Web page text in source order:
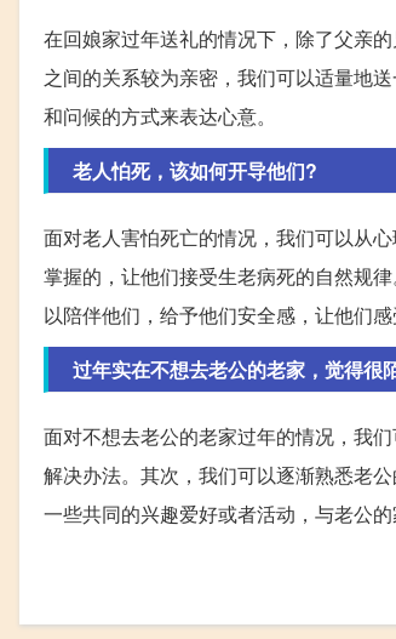
在回娘家过年送礼的情况下，除了父亲
之间的关系较为亲密，我们可以适量地
和问候的方式来表达心意。
老人怕死，该如何开导他们?
面对老人害怕死亡的情况，我们可以从
掌握的，让他们接受生老病死的自然规
以陪伴他们，给予他们安全感，让他们感
过年实在不想去老公的老家，觉得很
面对不想去老公的老家过年的情况，我
解决办法。其次，我们可以逐渐熟悉老
一些共同的兴趣爱好或者活动，与老公